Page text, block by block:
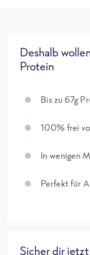
Deshalb
Protein
Bis zu 67g
100% frei
In wenigen
Perfekt für
Sicher dir